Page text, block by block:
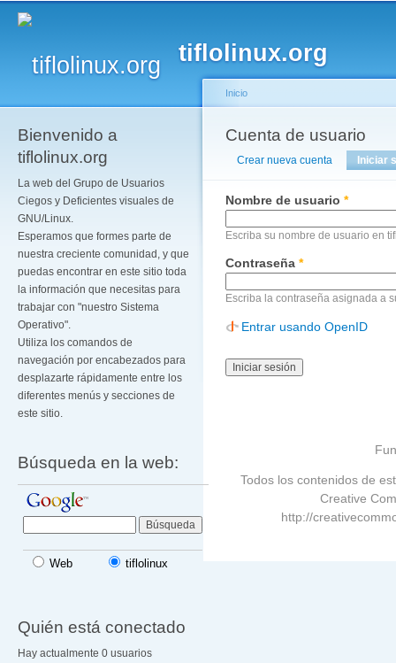
tiflolinux.org
Bienvenido a
tiflolinux.org
La web del Grupo de Usuarios
Ciegos y Deficientes visuales de
GNU/Linux.
Esperamos que formes parte de
nuestra creciente comunidad, y que
puedas encontrar en este sitio toda
la información que necesitas para
trabajar con "nuestro Sistema
Operativo".
Utiliza los comandos de
navegación por encabezados para
desplazarte rápidamente entre los
diferentes menús y secciones de
este sitio.
Búsqueda en la web:
Web tiflolinux
Quién está conectado
Hay actualmente 0 usuarios
Se encuentra usted
Inicio
Cuenta de usuario
Solapas principales
Crear nueva cuenta Iniciar
Nombre de usuario *
Escriba su nombre de usuario en
Contraseña *
Escriba la contraseña asignada a
Entrar usando OpenID
Todos los contenidos de
Creative
http://